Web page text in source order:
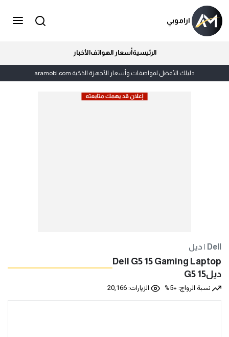
اراموبي
الرئيسيةأسعار الهواتفالأخبار
دليلك الأفضل لمواصفات وأسعار الأجهزة الذكية aramobi.com
ديل | Dell
Dell G5 15 Gaming Laptop
نسبة الرواج: +5%
الزيارات: 20,166